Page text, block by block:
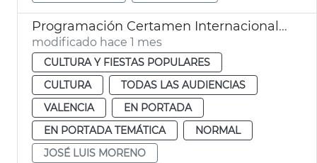
Programación Certamen Internacional de Bandas de Música Ciudad de València
modificado hace 1 mes
CULTURA Y FIESTAS POPULARES
CULTURA
TODAS LAS AUDIENCIAS
VALENCIA
EN PORTADA
EN PORTADA TEMÁTICA
NORMAL
JOSÉ LUIS MORENO